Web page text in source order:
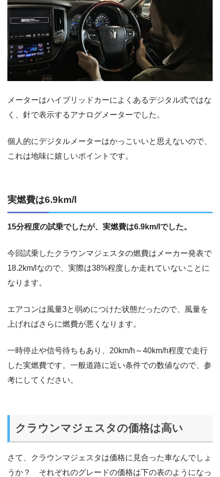
メーターはハイブリッドカーによくあるデジタル式ではな
く、針で表示するアナログメーターでした。
個人的にデジタルメーターはかっこいいと思えないので、
これは地味に嬉しいポイントです。
実燃費は6.9km/l
15分程度の試乗でしたが、実燃費は6.9km/lでした。
今回試乗したクラウンマジェスタの燃費はメーカー発表で
18.2km/lなので、実際は38%程度しか走れていないことに
なります。
エアコンは風量3と弱めにつけた状態だったので、風量を
上げればさらに燃費が悪くなります。
一時停止や信号待ちもあり、20km/h～40km/h程度で走行
した実燃費です。一般道路に近い条件での数値なので、参
考にしてください。
クラウンマジェスタの価格は高い
さて、クラウンマジェスタは価格に見合った車なんでしょ
うか？ それぞれのグレードの価格は下の表のようになっ